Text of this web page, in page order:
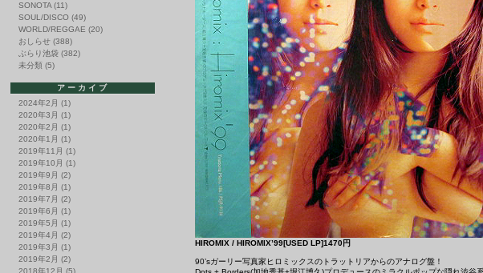
HIROMIX / HIROMIX’99[USED LP]1470円
90’sガーリー写真家ヒロミックスのトラットリアからのアナログ盤！
SONOTA (11)
SOUL/DISCO (49)
WORLD/REGGAE (20)
おしらせ (388)
ぶらり池袋 (382)
未分類 (5)
アーカイブ
2024年2月 (1)
2020年3月 (1)
2020年2月 (1)
2020年1月 (1)
2019年11月 (1)
2019年10月 (1)
2019年9月 (2)
2019年8月 (1)
2019年7月 (2)
2019年6月 (1)
2019年5月 (1)
2019年4月 (2)
2019年3月 (1)
2019年2月 (2)
2018年12月 (5)